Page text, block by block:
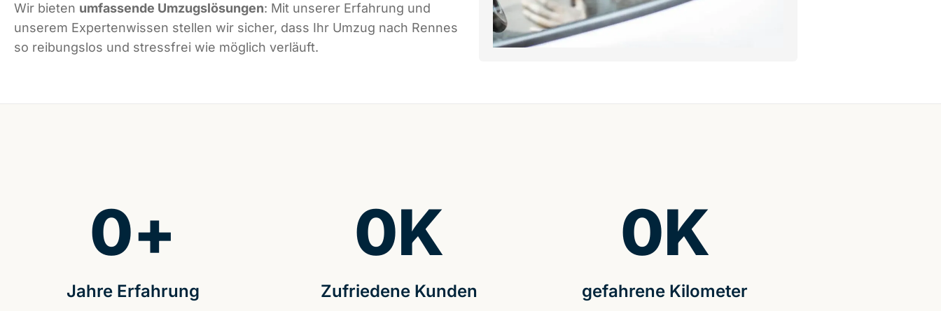
Wir bieten umfassende Umzugslösungen: Mit unserer Erfahrung und
unserem Expertenwissen stellen wir sicher, dass Ihr Umzug nach Rennes
so reibungslos und stressfrei wie möglich verläuft.
Jahre Erfahrung
0+
Zufriedene Kunden
0K
gefahrene Kilometer
0K